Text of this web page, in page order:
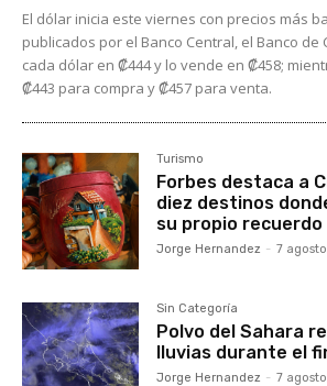
El dólar inicia este viernes con precios más
publicados por el Banco Central, el Banco de
cada dólar en ₡444 y lo vende en ₡458;
₡443 para compra y ₡457 para venta.
Turismo
Forbes destaca a
diez destinos
su propio recuerdo
Jorge Hernandez - 7
Sin Categoría
Polvo del Sahara
lluvias durante el
Jorge Hernandez - 7